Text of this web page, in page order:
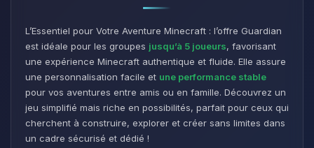
L’Essentiel pour Votre Aventure Minecraft : l’offre Guardian
est idéale pour les groupes jusqu’à 5 joueurs, favorisant
une expérience Minecraft authentique et fluide. Elle assure
une personnalisation facile et une performance stable
pour vos aventures entre amis ou en famille. Découvrez un
jeu simplifié mais riche en possibilités, parfait pour ceux qui
cherchent à construire, explorer et créer sans limites dans
un cadre sécurisé et dédié !